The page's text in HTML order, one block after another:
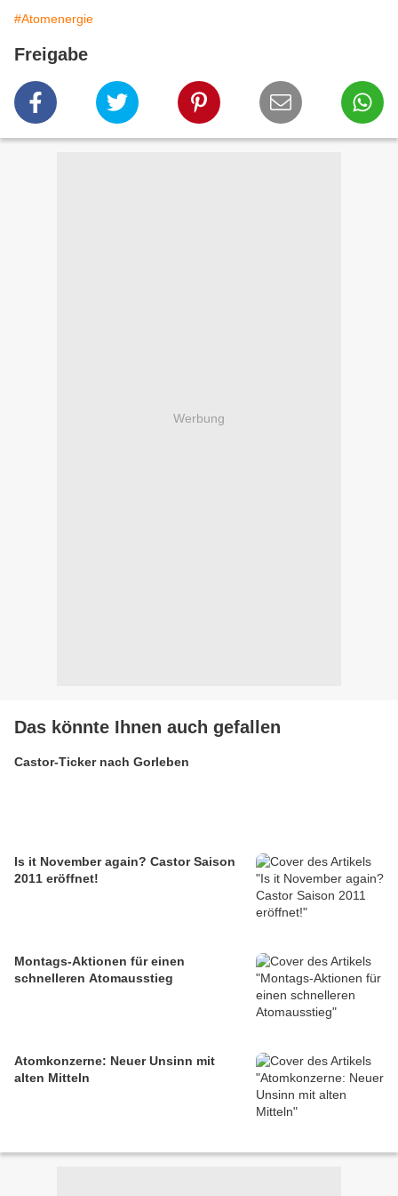
#Atomenergie
Freigabe
Werbung
Das könnte Ihnen auch gefallen
Castor-Ticker nach Gorleben
Is it November again? Castor Saison
2011 eröffnet!
Montags-Aktionen für einen
schnelleren Atomausstieg
Atomkonzerne: Neuer Unsinn mit
alten Mitteln